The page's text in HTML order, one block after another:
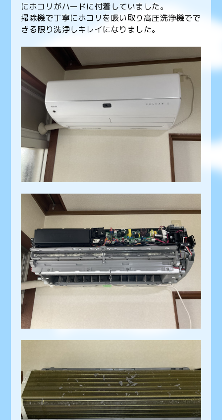
にホコリがハードに付着していました。
掃除機で丁寧にホコリを吸い取り高圧洗浄機でで
きる限り洗浄しキレイになりました。